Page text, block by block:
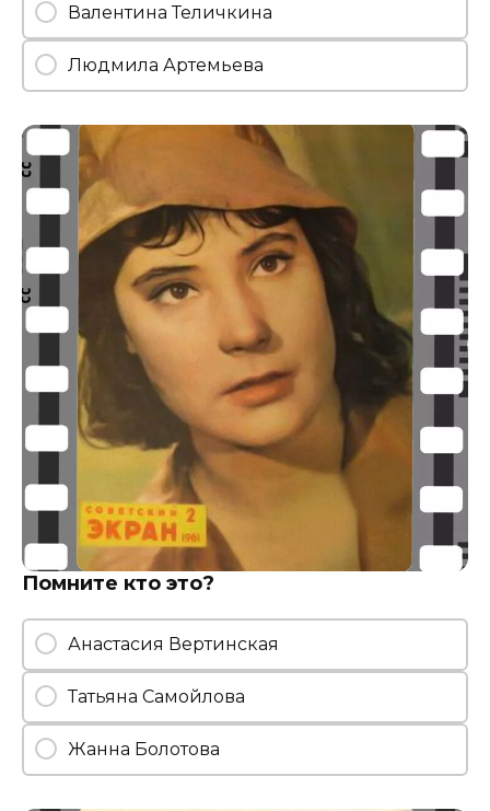
Валентина Теличкина
Людмила Артемьева
Помните кто это?
Анастасия Вертинская
Татьяна Самойлова
Жанна Болотова